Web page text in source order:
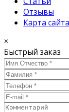
Отзывы
Карта сайта
×
Быстрый заказ